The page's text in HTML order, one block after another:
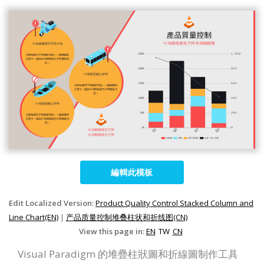
編輯此模板
Edit Localized Version:Product Quality Control Stacked Column and
Line Chart(EN) | 产品质量控制堆叠柱状和折线图(CN)
View this page in:EN TW CN
Visual Paradigm 的堆疊柱狀圖和折線圖制作工具